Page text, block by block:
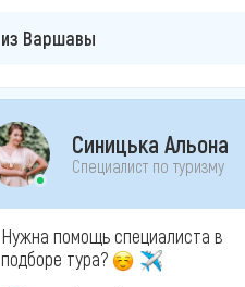
из Варшавы
Синицька Альона
Специалист по туризму
Нужна помощь специалиста в
подборе тура?